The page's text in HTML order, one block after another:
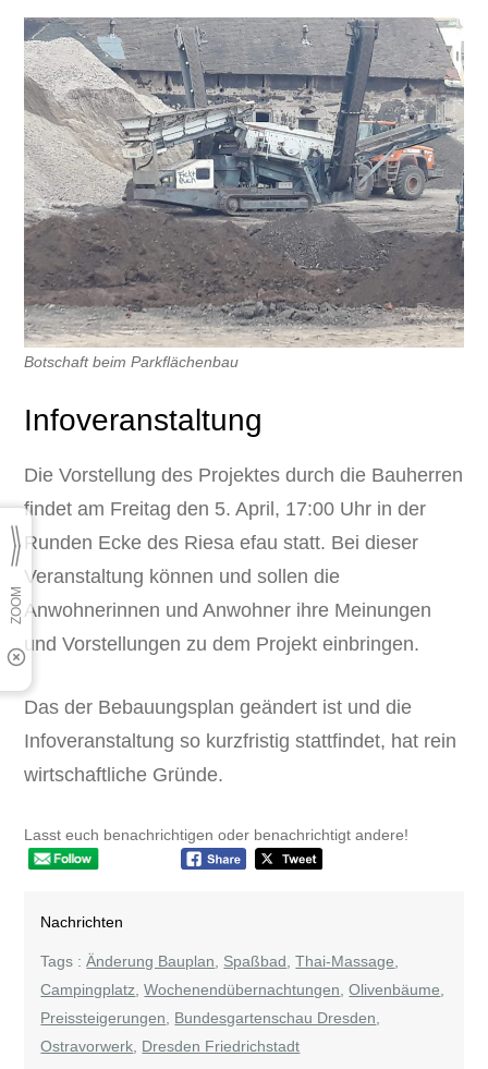
Botschaft beim Parkflächenbau
Infoveranstaltung
Die Vorstellung des Projektes durch die Bauherren
findet am Freitag den 5. April, 17:00 Uhr in der
Runden Ecke des Riesa efau statt. Bei dieser
Veranstaltung können und sollen die
Anwohnerinnen und Anwohner ihre Meinungen
und Vorstellungen zu dem Projekt einbringen.
Das der Bebauungsplan geändert ist und die
Infoveranstaltung so kurzfristig stattfindet, hat rein
wirtschaftliche Gründe.
Lasst euch benachrichtigen oder benachrichtigt andere!
Nachrichten
Tags :Änderung Bauplan, Spaßbad,Thai-Massage,
Campingplatz,Wochenendübernachtungen,Olivenbäume,
Preissteigerungen, Bundesgartenschau Dresden,
Ostravorwerk, Dresden Friedrichstadt